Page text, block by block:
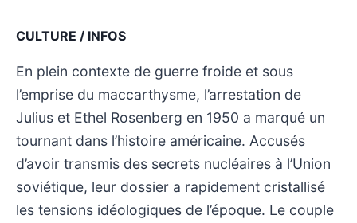
CULTURE / INFOS
En plein contexte de guerre froide et sous
l’emprise du maccarthysme, l’arrestation de
Julius et Ethel Rosenberg en 1950 a marqué un
tournant dans l’histoire américaine. Accusés
d’avoir transmis des secrets nucléaires à l’Union
soviétique, leur dossier a rapidement cristallisé
les tensions idéologiques de l’époque. Le couple